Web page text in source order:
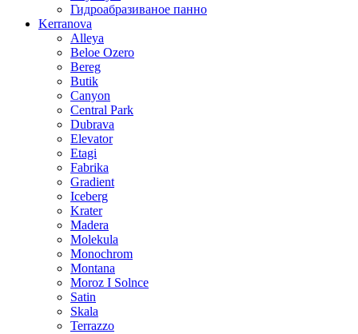
Гидроабразиваное панно
Kerranova
Alleya
Beloe Ozero
Bereg
Butik
Canyon
Central Park
Dubrava
Elevator
Etagi
Fabrika
Gradient
Iceberg
Krater
Madera
Molekula
Monochrom
Montana
Moroz I Solnce
Satin
Skala
Terrazzo